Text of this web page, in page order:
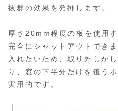
抜群の効果を発揮します。
厚さ20mm程度の板を使用
完全にシャットアウトでき
入れたいため、取り外しが
り、窓の下半分だけを覆う
実用的です。